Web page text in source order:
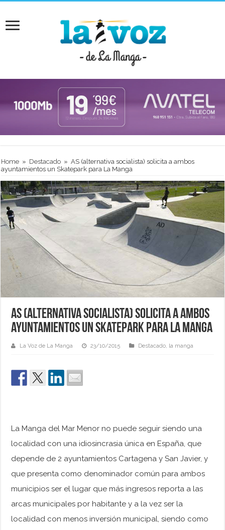
Home » Destacado » AS (alternativa socialista) solicita a ambos
ayuntamientos un Skatepark para La Manga
AS (alternativa socialista) solicita a ambos
ayuntamientos un Skatepark para La Manga
La Voz de La Manga 23/10/2015 Destacado la manga
La Manga del Mar Menor no puede seguir siendo una
localidad con una idiosincrasia única en España, que
depende de 2 ayuntamientos Cartagena y San Javier, y
que presenta como denominador común para ambos
municipios ser el lugar que más ingresos reporta a las
arcas municipales por habitante y a la vez ser la
localidad con menos inversión municipal, siendo como